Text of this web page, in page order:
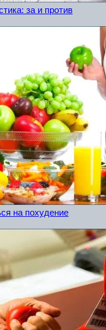
за и против
на похудение